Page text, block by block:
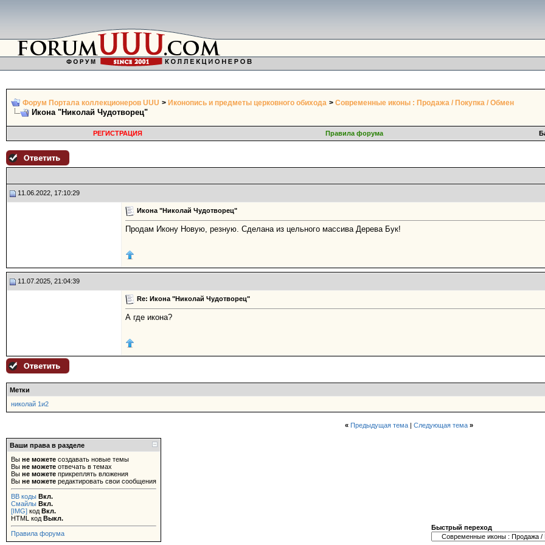
Форум Портала коллекционеров UUU > Иконопись и предметы церковного обихода > Современные иконы : Продажа / Покупка / Обмен
Икона "Николай Чудотворец"
РЕГИСТРАЦИЯ Правила форума
11.06.2022, 17:10:29
Икона "Николай Чудотворец"
Продам Икону Новую, резную. Сделана из цельного массива Дерева Бук!
11.07.2025, 21:04:39
Re: Икона "Николай Чудотворец"
А где икона?
Метки
николай 1и2
« Предыдущая тема| Следующая тема »
Ваши права в разделе
Вы не можете создавать новые темы
Вы не можете отвечать в темах
Вы не можете прикреплять вложения
Вы не можете редактировать свои сообщения
BB коды Вкл.
Смайлы Вкл.
[IMG] код Вкл.
HTML код Выкл.
Правила форума
Быстрый переход